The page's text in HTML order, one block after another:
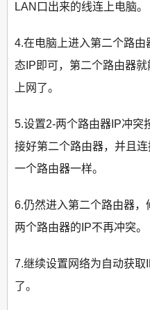
LAN口出来的线连上电脑。
4.在电脑上进入第二个路
态IP即可，第二个路由器
上网了。
5.设置2-两个路由器IP冲突
接好第二个路由器，并且
一个路由器一样。
6.仍然进入第二个路由器
两个路由器的IP不再冲突。
7.继续设置网络为自动获
了。